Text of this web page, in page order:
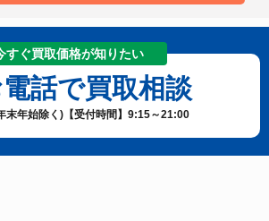
すぐ買取価格が知りたい
話で買取相談
末年始除く)【受付時間】9:15～21:00